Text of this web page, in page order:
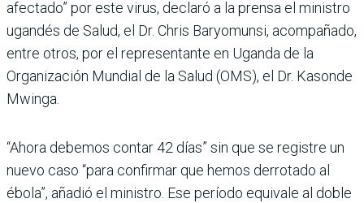
afectado” por este virus, declaró a la prensa el ministro
ugandés de Salud, el Dr. Chris Baryomunsi, acompañado,
entre otros, por el representante en Uganda de la
Organización Mundial de la Salud (OMS), el Dr. Kasonde
Mwinga.
“Ahora debemos contar 42 días” sin que se registre un
nuevo caso “para confirmar que hemos derrotado al
ébola”, añadió el ministro. Ese período equivale al doble